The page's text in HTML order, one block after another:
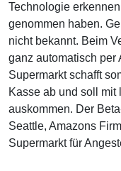
Technologie
genommen haben.
nicht bekannt. Beim
ganz automatisch per
Supermarkt schafft
Kasse ab und soll
auskommen. Der
Seattle, Amazons
Supermarkt für